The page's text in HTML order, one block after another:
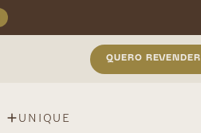
QUERO REVENDER
UNIQUE